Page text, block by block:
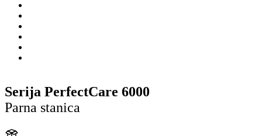
Serija PerfectCare 6000
Parna stanica